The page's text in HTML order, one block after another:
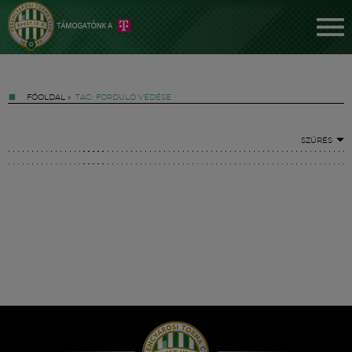
FŐOLDAL » TAG: FORDULÓ VÉDÉSE
SZŰRÉS
Hírek